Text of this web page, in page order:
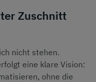
Zuschnitt
nicht stehen.
eine klare Vision:
ohne die